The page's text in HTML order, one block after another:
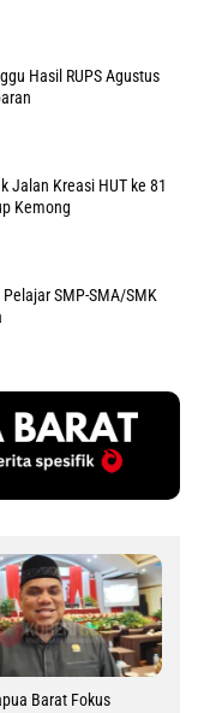
Hasil RUPS Agustus
Jalan Kreasi HUT ke 81
Kemong
SMP-SMA/SMK
Barat Fokus